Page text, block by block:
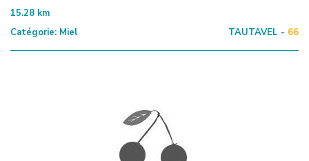
15.28 km
Catégorie: Miel TAUTAVEL - 66